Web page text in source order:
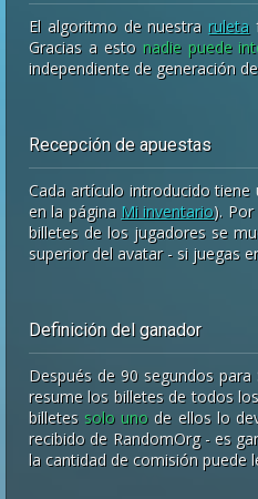
El algoritmo de nuestra ruleta
Gracias a esto nadie puede
independiente de generación
Recepción de apuestas
Cada artículo introducido
en la página Mi inventario).
billetes de los jugadores se
superior del avatar - si juegas
Definición del ganador
Después de 90 segundos
resume los billetes de todos
billetes solo uno de ellos lo
recibido de RandomOrg - es
la cantidad de comisión puede